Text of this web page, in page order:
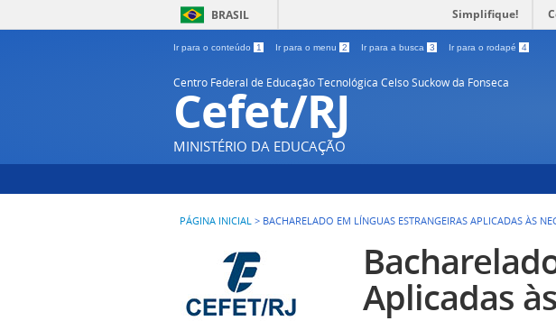
BRASIL Simplifique!
Ir para o conteúdo 1 Ir para o menu 2 Ir para a busca 3 Ir para o rodapé 4
Centro Federal de Educação Tecnológica Celso Suckow da Fonseca
Cefet/RJ
MINISTÉRIO DA EDUCAÇÃO
PÁGINA INICIAL > BACHARELADO EM LÍNGUAS ESTRANGEIRAS APLICADAS ÀS
Aplicadas